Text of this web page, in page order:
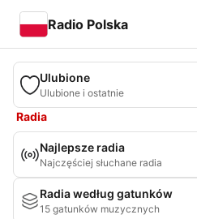
Radio Polska
Ulubione
Ulubione i ostatnie
Radia
Najlepsze radia
Najczęściej słuchane radia
Radia według gatunków
15 gatunków muzycznych